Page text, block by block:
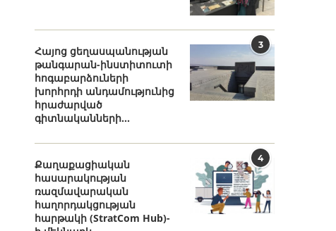
3
Հայոց ցեղասպանության
թանգարան-ինստիտուտի
հոգաբարձուների
խորհրդի անդամությունից
հրաժարված
գիտնականների...
4
Քաղաքացիական
հասարակության
ռազմավարական
հաղորդակցության
հարթակի (StratCom Hub)-